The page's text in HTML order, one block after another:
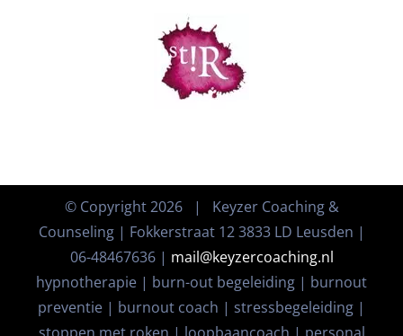
© Copyright2026 | Keyzer Coaching &
Counseling | Fokkerstraat 12 3833 LD Leusden |
06-48467636 | mail@keyzercoaching.nl
hypnotherapie | burn-out begeleiding | burnout
preventie | burnout coach | stressbegeleiding |